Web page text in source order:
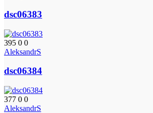
dsc06383
395 0 0
AleksandrS
dsc06384
377 0 0
AleksandrS